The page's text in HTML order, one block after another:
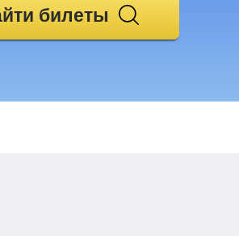
билеты